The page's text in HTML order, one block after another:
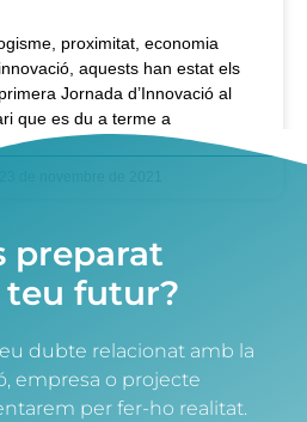
proximitat, economia
aquests han estat els
Jornada d’Innovació al
que es du a terme a
preparat
teu futur?
dubte relacionat amb la
empresa o projecte
per fer-ho realitat.